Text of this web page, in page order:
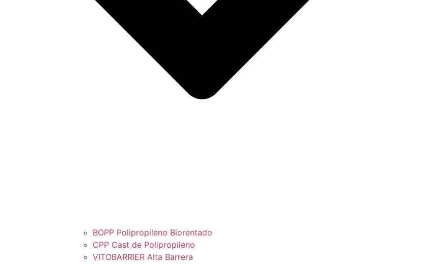
BOPP Polipropileno Biorentado
CPP Cast de Polipropileno
VITOBARRIER Alta Barrera